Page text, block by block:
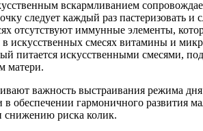
вскармливанием
следует каждый раз пастеризовать
отсутствуют иммунные элементы,
искусственных смесях витамины и
питается искусственными смесями,
матери.
важность выстраивания режима
обеспечении гармоничного развития
снижению риска колик.